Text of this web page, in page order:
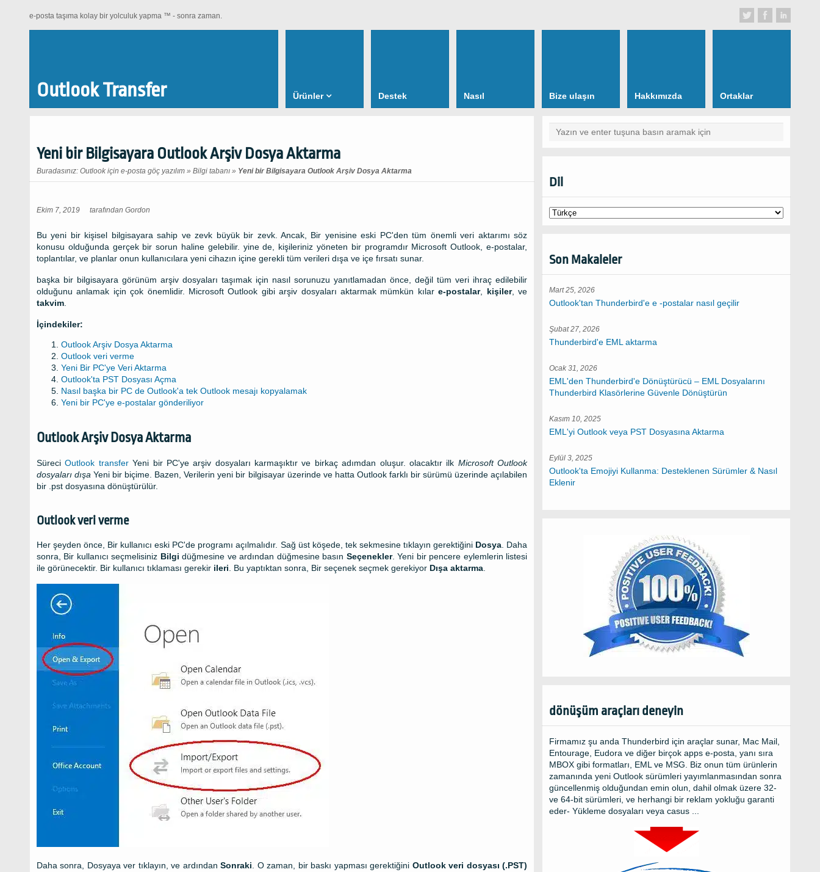
e-posta taşıma kolay bir yolculuk yapma ™ - sonra zaman.
Outlook Transfer Ürünler Destek Nasıl Bize ulaşın Hakkımızda Ortaklar
Yeni bir Bilgisayara Outlook Arşiv Dosya Aktarma
Buradasınız: Outlook için e-posta göç yazılım » Bilgi tabanı » Yeni bir Bilgisayara Outlook Arşiv Dosya Aktarma
Ekim 7, 2019 tarafından Gordon
Bu yeni bir kişisel bilgisayara sahip ve zevk büyük bir zevk. Ancak, Bir yenisine eski PC'den tüm önemli veri aktarımı söz
konusu olduğunda gerçek bir sorun haline gelebilir. yine de, kişileriniz yöneten bir programdır Microsoft Outlook, e-postalar,
toplantılar, ve planlar onun kullanıcılara yeni cihazın içine gerekli tüm verileri dışa ve içe fırsatı sunar.
başka bir bilgisayara görünüm arşiv dosyaları taşımak için nasıl sorunuzu yanıtlamadan önce, değil tüm veri ihraç edilebilir
olduğunu anlamak için çok önemlidir. Microsoft Outlook gibi arşiv dosyaları aktarmak mümkün kılare-postalar, kişiler, ve
takvim
İçindekiler:
Outlook Arşiv Dosya Aktarma
Outlook veri verme
Yeni Bir PC'ye Veri Aktarma
Outlook'ta PST Dosyası Açma
Nasıl başka bir PC de Outlook'a tek Outlook mesajı kopyalamak
Yeni bir PC'ye e-postalar gönderiliyor
Outlook Arşiv Dosya Aktarma
SüreciOutlook transferYeni bir PC'ye arşiv dosyaları karmaşıktır ve birkaç adımdan oluşur. olacaktır ilk Microsoft Outlook
dosyaları dışa Yeni bir biçime. Bazen, Verilerin yeni bir bilgisayar üzerinde ve hatta Outlook farklı bir sürümü üzerinde açılabilen
bir .pst dosyasına dönüştürülür.
Outlook veri verme
Her şeyden önce, Bir kullanıcı eski PC'de programı açılmalıdır. Sağ üst köşede, tek sekmesine tıklayın gerektiğini Dosya. Daha
sonra, Bir kullanıcı seçmelisiniz Bilgi düğmesine ve ardından düğmesine basın Seçenekler. Yeni bir pencere eylemlerin listesi
ile görünecektir. Bir kullanıcı tıklaması gerekir ileri . Bu yaptıktan sonra, Bir seçenek seçmek gerekiyor Dışa aktarma
Daha sonra, Dosyaya ver tıklayın, ve ardındanSonraki . O zaman, bir baskı yapması gerektiğini Outlook veri dosyası (.PST)
Dil
Son Makaleler
Mart 25, 2026
Outlook'tan Thunderbird'e e -postalar nasıl geçilir
Şubat 27, 2026
Thunderbird'e EML aktarma
Ocak 31, 2026
EML'den Thunderbird'e Dönüştürücü – EML Dosyalarını
Thunderbird Klasörlerine Güvenle Dönüştürün
Kasım 10, 2025
EML'yi Outlook veya PST Dosyasına Aktarma
Eylül 3, 2025
Outlook'ta Emojiyi Kullanma: Desteklenen Sürümler & Nasıl
Eklenir
dönüşüm araçları deneyin
Firmamız şu anda Thunderbird için araçlar sunar, Mac Mail,
Entourage, Eudora ve diğer birçok apps e-posta, yanı sıra
MBOX gibi formatları, EML ve MSG. Biz onun tüm ürünlerin
zamanında yeni Outlook sürümleri yayımlanmasından sonra
güncellenmiş olduğundan emin olun, dahil olmak üzere 32-
ve 64-bit sürümleri, ve herhangi bir reklam yokluğu garanti
eder- Yükleme dosyaları veya casus ...